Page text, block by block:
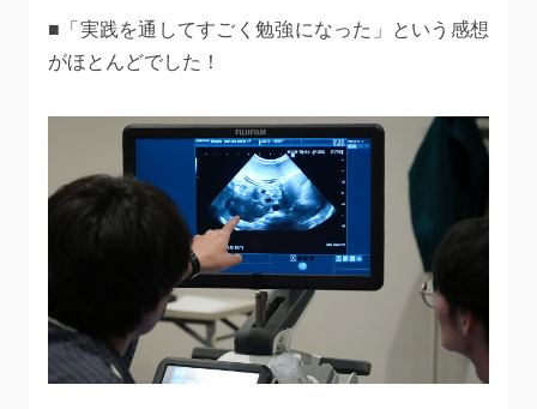
■「実践を通してすごく勉強になった」という感想
がほとんどでした！